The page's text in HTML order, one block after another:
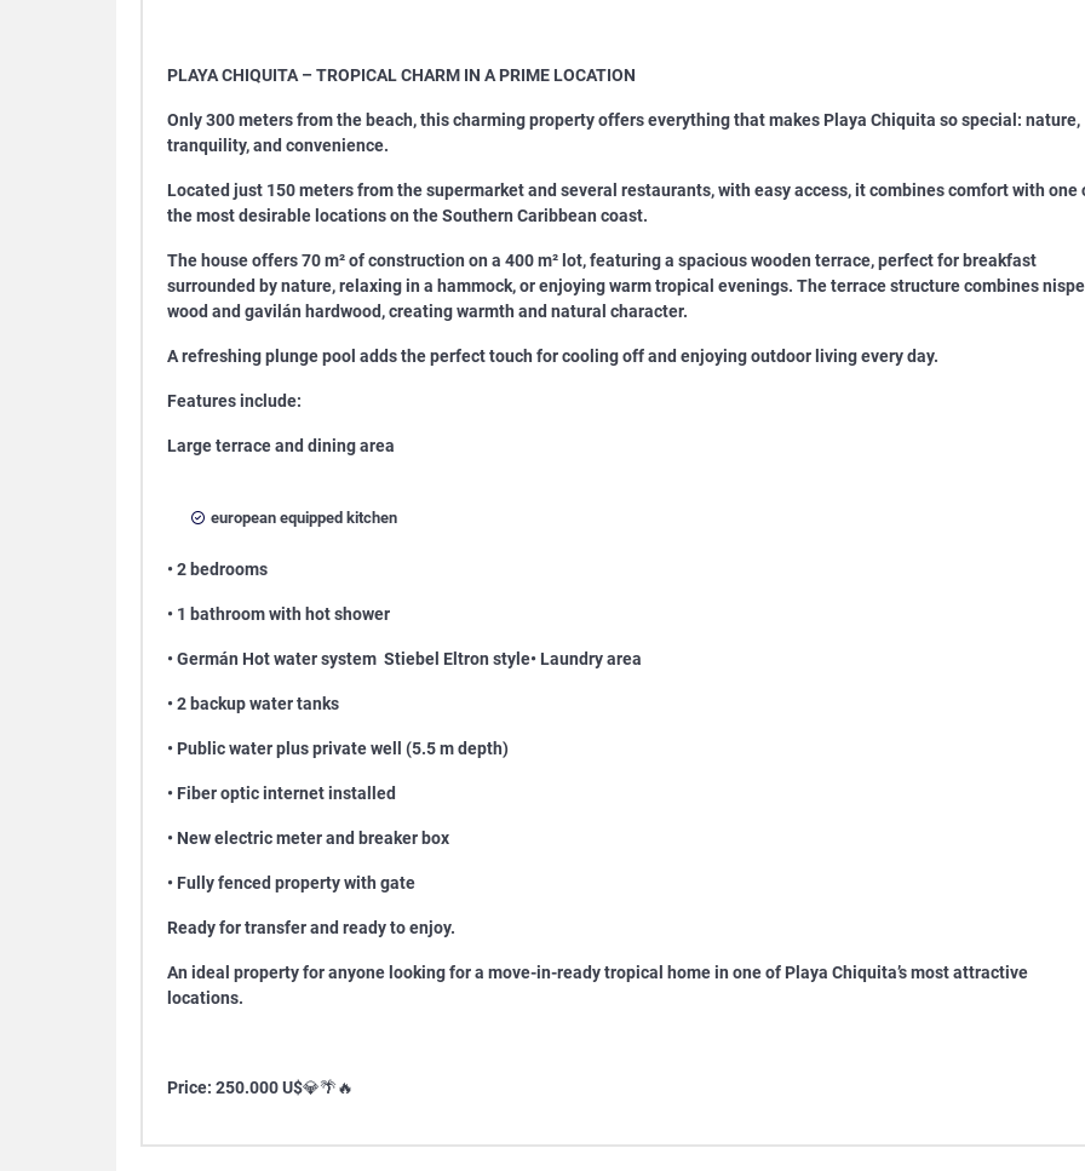
PLAYA CHIQUITA – TROPICAL CHARM IN A PRIME LOCATION
Only 300 meters from the beach, this charming property offers everything that makes Playa Chiquita so special: nature,
tranquility, and convenience.
Located just 150 meters from the supermarket and several restaurants, with easy access, it combines comfort with one
the most desirable locations on the Southern Caribbean coast.
The house offers 70 m² of construction on a 400 m² lot, featuring a spacious wooden terrace, perfect for breakfast
surrounded by nature, relaxing in a hammock, or enjoying warm tropical evenings. The terrace structure combines
wood and gavilán hardwood, creating warmth and natural character.
A refreshing plunge pool adds the perfect touch for cooling off and enjoying outdoor living every day.
Features include:
Large terrace and dining area
european equipped kitchen
• 2 bedrooms
• 1 bathroom with hot shower
• Germán Hot water system Stiebel Eltron style• Laundry area
• 2 backup water tanks
• Public water plus private well (5.5 m depth)
• Fiber optic internet installed
• New electric meter and breaker box
• Fully fenced property with gate
Ready for transfer and ready to enjoy.
An ideal property for anyone looking for a move-in-ready tropical home in one of Playa Chiquita’s most attractive
locations.
Price: 250.000 U$💎🌴🔥